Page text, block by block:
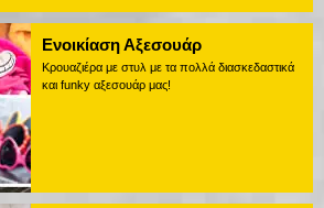
Ενοικίαση Αξεσουάρ
Κρουαζιέρα με στυλ με τα πολλά διασκεδαστικά
και funky αξεσουάρ μας!